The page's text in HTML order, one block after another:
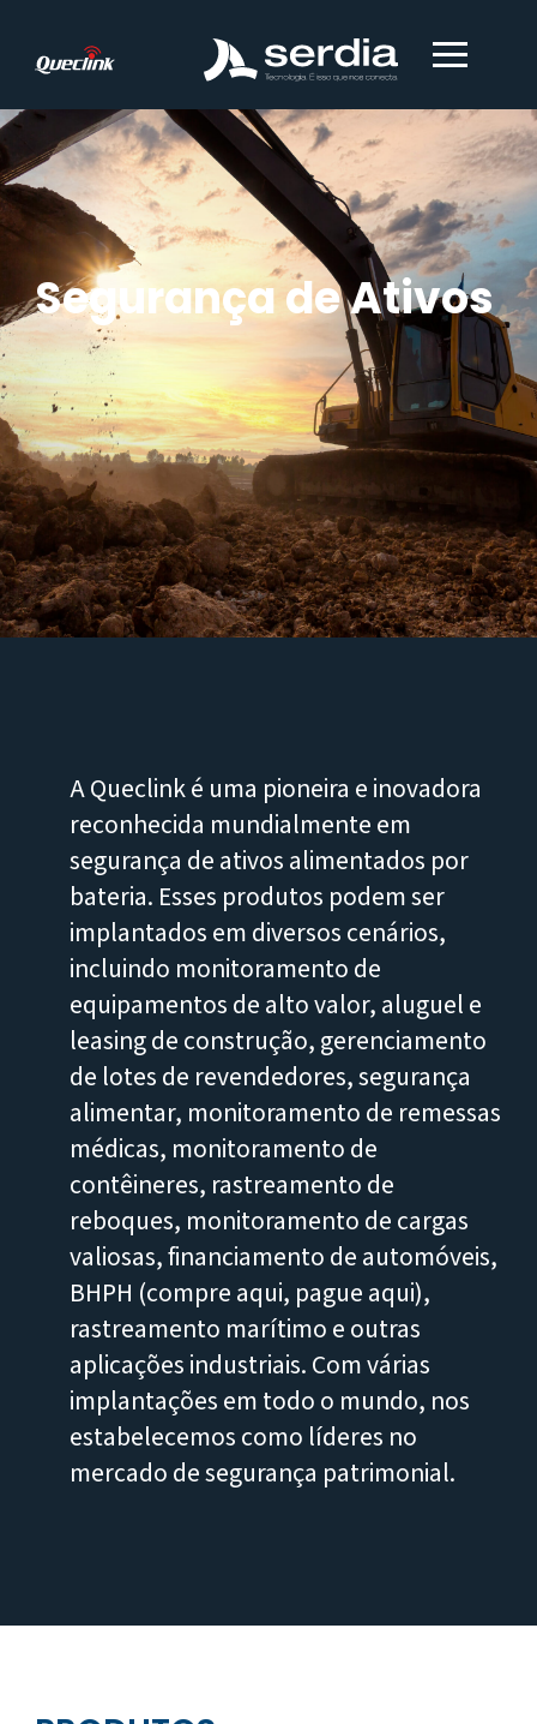
Segurança de
A Queclink é uma pioneira e inovadora
reconhecida mundialmente em
segurança de ativos alimentados por
bateria. Esses produtos podem ser
implantados em diversos cenários,
incluindo monitoramento de
equipamentos de alto valor, aluguel e
leasing de construção,
de lotes de revendedores, segurança
alimentar, monitoramento de
médicas, monitoramento de
contêineres, rastreamento de
reboques, monitoramento de cargas
valiosas, financiamento de
BHPH (compre aqui, pague aqui),
rastreamento marítimo e outras
mercado de segurança patrimonial.